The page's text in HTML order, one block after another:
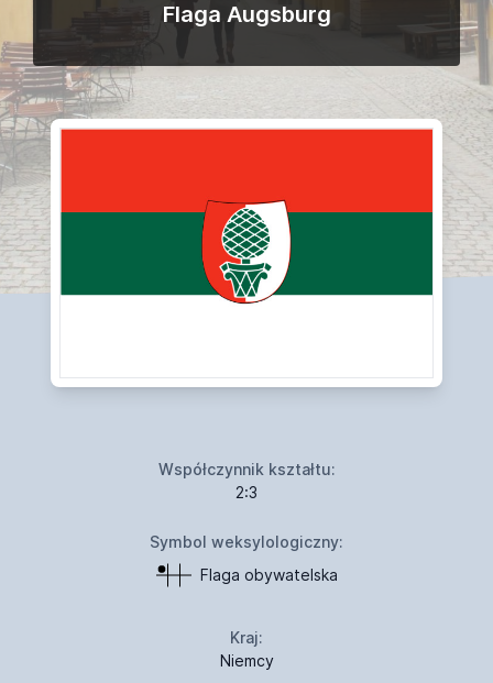
Flaga Augsburg
Współczynnik kształtu:
2:3
Symbol weksylologiczny:
Flaga obywatelska
Kraj:
Niemcy